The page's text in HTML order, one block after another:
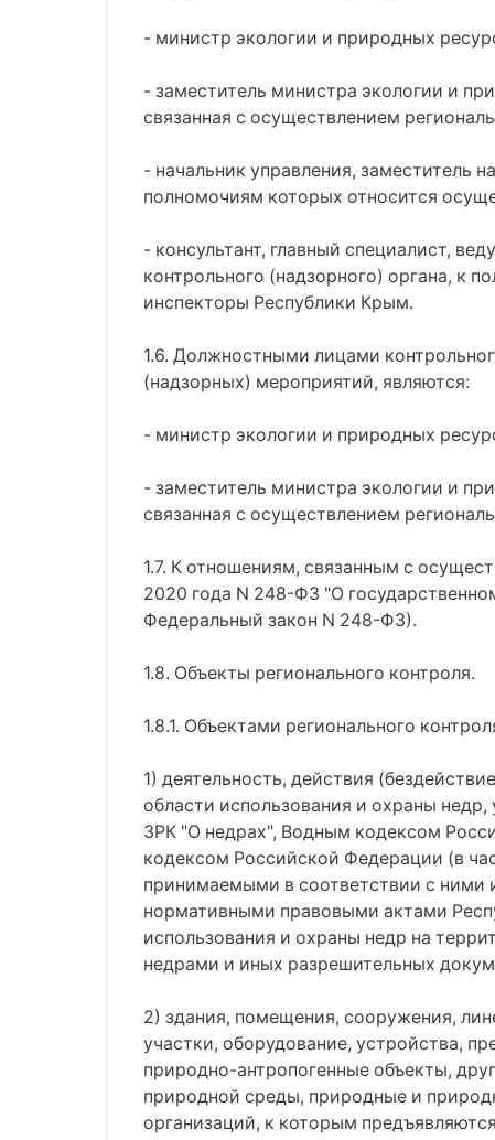
- министр экологии и природных
- заместитель министра экологии и
связанная с осуществлением
- начальник управления, заместитель
полномочиям которых относится
- консультант, главный специалист,
контрольного (надзорного) органа, к
инспекторы Республики Крым.
1.6. Должностными лицами
(надзорных) мероприятий, являются:
- министр экологии и природных
- заместитель министра экологии и
связанная с осуществлением
1.7. К отношениям, связанным с
2020 года N 248-ФЗ "О
Федеральный закон N 248-ФЗ).
1.8. Объекты регионального контроля.
1.8.1. Объектами регионального
1) деятельность, действия
области использования и охраны
ЗРК "О недрах", Водным кодексом
кодексом Российской Федерации (в
принимаемыми в соответствии с
нормативными правовыми актами
использования и охраны недр на
недрами и иных разрешительных
2) здания, помещения, сооружения,
участки, оборудование, устройства,
природно-антропогенные объекты,
природной среды, природные и
организаций, к которым